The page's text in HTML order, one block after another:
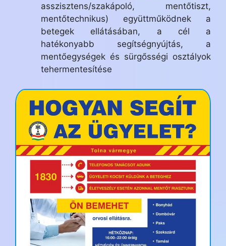
asszisztens/szakápoló, mentőtiszt,
mentőtechnikus) együttműködnek a
betegek ellátásában, a cél a
hatékonyabb segítségnyújtás, a
mentőegységek és sürgősségi osztályok
tehermentesítése